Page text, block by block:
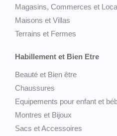
Magasins, Commerces et
Maisons et Villas
Terrains et Fermes
Habillement et Bien Etre
Beauté et Bien être
Chaussures
Equipements pour enfant et
Montres et Bijoux
Sacs et Accessoires